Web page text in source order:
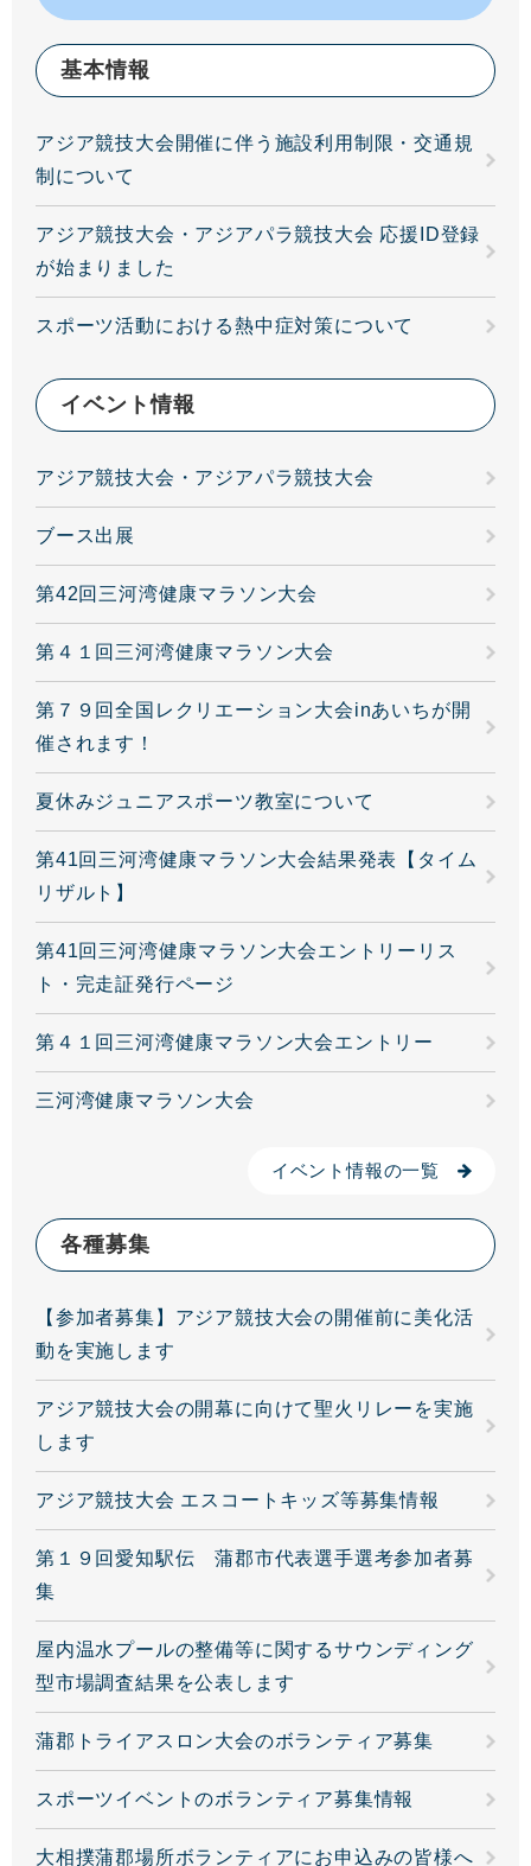
基本情報
アジア競技大会開催に伴う施設利用制限・交通規
制について
アジア競技大会・アジアパラ競技大会 応援ID登録
が始まりました
スポーツ活動における熱中症対策について
イベント情報
アジア競技大会・アジアパラ競技大会
ブース出展
第42回三河湾健康マラソン大会
第４１回三河湾健康マラソン大会
第７９回全国レクリエーション大会inあいちが開
催されます！
夏休みジュニアスポーツ教室について
第41回三河湾健康マラソン大会結果発表【タイム
リザルト】
第41回三河湾健康マラソン大会エントリーリス
ト・完走証発行ページ
第４１回三河湾健康マラソン大会エントリー
三河湾健康マラソン大会
イベント情報の一覧
各種募集
【参加者募集】アジア競技大会の開催前に美化活
動を実施します
アジア競技大会の開幕に向けて聖火リレーを実施
します
アジア競技大会 エスコートキッズ等募集情報
第１９回愛知駅伝 蒲郡市代表選手選考参加者募
集
屋内温水プールの整備等に関するサウンディング
型市場調査結果を公表します
蒲郡トライアスロン大会のボランティア募集
スポーツイベントのボランティア募集情報
大相撲蒲郡場所ボランティアにお申込みの皆様へ